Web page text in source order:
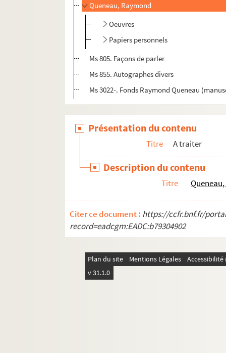
Queneau, Raymond
Oeuvres
Papiers personnels
Ms 805. Façons de parler
Ms 855. Autographes divers
Ms 3022-. Fonds Raymond Queneau
Présentation du contenu
Titre A traiter
Description du contenu
Titre
Citer ce document : https://ccfr.bnf.fr/
record=eadcgm:EADC:b79304902
Plan du site Mentions Légales
v 31.1.0